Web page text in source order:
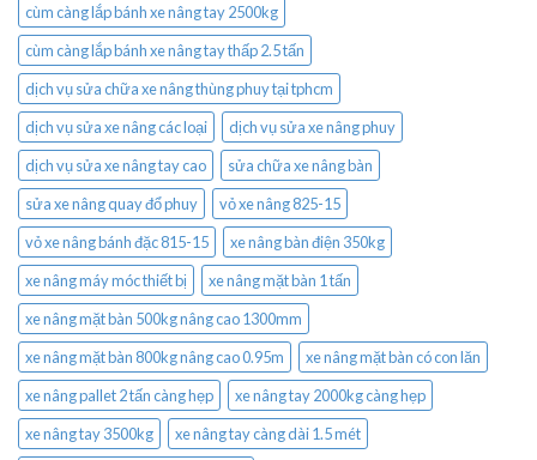
cùm càng lắp bánh xe nâng tay 2500kg
cùm càng lắp bánh xe nâng tay thấp 2.5 tấn
dịch vụ sửa chữa xe nâng thùng phuy tại tphcm
dịch vụ sửa xe nâng các loại
dịch vụ sửa xe nâng phuy
dịch vụ sửa xe nâng tay cao
sửa chữa xe nâng bàn
sửa xe nâng quay đổ phuy
vỏ xe nâng 825-15
vỏ xe nâng bánh đặc 815-15
xe nâng bàn điện 350kg
xe nâng máy móc thiết bị
xe nâng mặt bàn 1 tấn
xe nâng mặt bàn 500kg nâng cao 1300mm
xe nâng mặt bàn 800kg nâng cao 0.95m
xe nâng mặt bàn có con lăn
xe nâng pallet 2 tấn càng hẹp
xe nâng tay 2000kg càng hẹp
xe nâng tay 3500kg
xe nâng tay càng dài 1.5 mét